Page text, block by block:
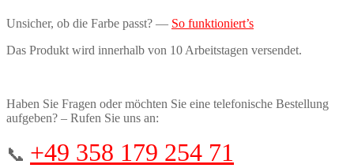
Unsicher, ob die Farbe passt? — So funktioniert’s
Das Produkt wird innerhalb von 10 Arbeitstagen versendet.
Haben Sie Fragen oder möchten Sie eine telefonische Bestellung
aufgeben? – Rufen Sie uns an:
📞 +49 358 179 254 71